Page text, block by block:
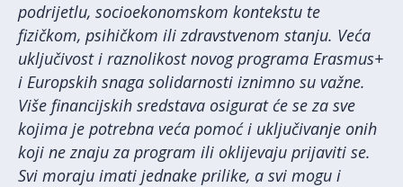
podrijetlu, socioekonomskom kontekstu te
fizičkom, psihičkom ili zdravstvenom stanju. Veća
uključivost i raznolikost novog programa Erasmus+
i Europskih snaga solidarnosti iznimno su važne.
Više financijskih sredstava osigurat će se za sve
kojima je potrebna veća pomoć i uključivanje onih
koji ne znaju za program ili oklijevaju prijaviti se.
Svi moraju imati jednake prilike, a svi mogu i